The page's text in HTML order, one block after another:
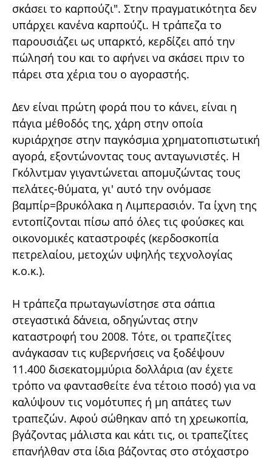
σκάσει το καρπούζι". Στην πραγματικότητα δεν
υπάρχει κανένα καρπούζι. Η τράπεζα το
παρουσιάζει ως υπαρκτό, κερδίζει από την
πώλησή του και το αφήνει να σκάσει πριν το
πάρει στα χέρια του ο αγοραστής.
Δεν είναι πρώτη φορά που το κάνει, είναι η
πάγια μέθοδός της, χάρη στην οποία
κυριάρχησε στην παγκόσμια χρηματοπιστωτική
αγορά, εξοντώνοντας τους ανταγωνιστές. Η
Γκόλντμαν γιγαντώνεται απομυζώντας τους
πελάτες-θύματα, γι' αυτό την ονόμασε
βαμπίρ=βρυκόλακα η Λιμπερασιόν. Τα ίχνη της
εντοπίζονται πίσω από όλες τις φούσκες και
οικονομικές καταστροφές (κερδοσκοπία
πετρελαίου, μετοχών υψηλής τεχνολογίας
κ.ο.κ.).
Η τράπεζα πρωταγωνίστησε στα σάπια
στεγαστικά δάνεια, οδηγώντας στην
καταστροφή του 2008. Τότε, οι τραπεζίτες
ανάγκασαν τις κυβερνήσεις να ξοδέψουν
11.400 δισεκατομμύρια δολλάρια (αν έχετε
τρόπο να φαντασθείτε ένα τέτοιο ποσό) για να
καλύψουν τις νομότυπες ή μη απάτες των
τραπεζών. Αφού σώθηκαν από τη χρεωκοπία,
βγάζοντας μάλιστα και κάτι τις, οι τραπεζίτες
επανήλθαν στα ίδια βάζοντας στο στόχαστρο